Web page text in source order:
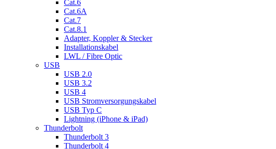
Cat.6
Cat.6A
Cat.7
Cat.8.1
Adapter, Koppler & Stecker
Installationskabel
LWL / Fibre Optic
USB
USB 2.0
USB 3.2
USB 4
USB Stromversorgungskabel
USB Typ C
Lightning (iPhone & iPad)
Thunderbolt
Thunderbolt 3
Thunderbolt 4